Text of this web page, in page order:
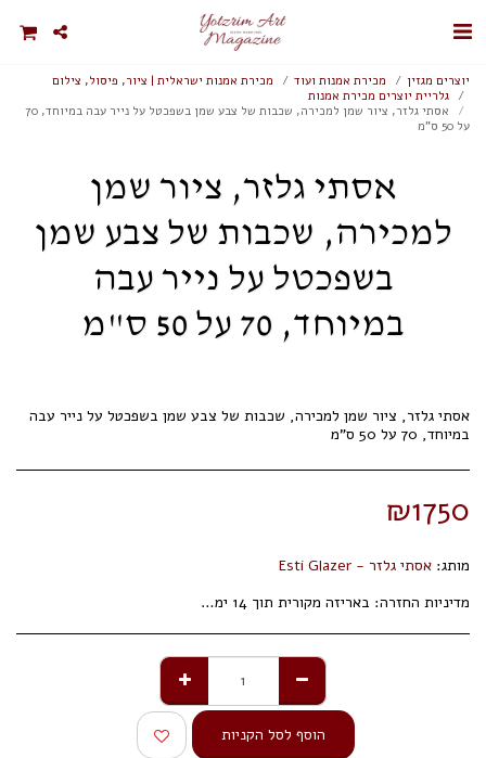
יוצרים מגזין מכירת אמנות ועוד
מכירת אמנות ישראלית | ציור, פיסול, צילום
גלריית יוצרים מכירת אמנות
אסתי גלזר, ציור שמן למכירה, שכבות של צבע שמן בשפכטל על נייר עבה במיוחד, 70
על 50 ס"מ
אסתי גלזר, ציור שמן
למכירה, שכבות של צבע שמן
בשפכטל על נייר עבה
במיוחד, 70 על 50 ס"מ
אסתי גלזר, ציור שמן למכירה, שכבות של צבע שמן בשפכטל על נייר עבה
במיוחד, 70 על 50 ס"מ
₪1750
מותג: אסתי גלזר - Esti Glazer
מדיניות החזרה: באריזה מקורית תוך 14 ימי עסקים.
הוסף לסל הקניות